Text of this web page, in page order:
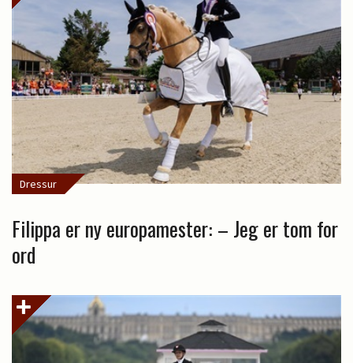
Dressur
Filippa er ny europamester: – Jeg er tom for
ord